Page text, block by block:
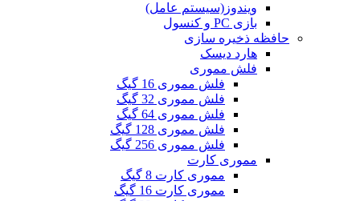
ویندوز(سیستم عامل)
بازی PC و کنسول
حافظه ذخیره سازی
هارد دیسک
فلش مموری
فلش مموری 16 گیگ
فلش مموری 32 گیگ
فلش مموری 64 گیگ
فلش مموری 128 گیگ
فلش مموری 256 گیگ
مموری کارت
مموری کارت 8 گیگ
مموری کارت 16 گیگ